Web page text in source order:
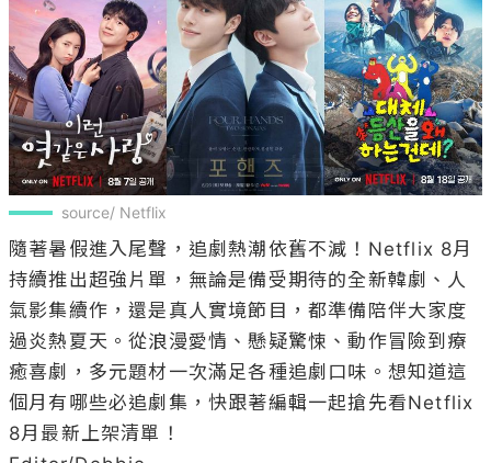
source/ Netflix
隨著暑假進入尾聲，追劇熱潮依舊不減！Netflix 8月
持續推出超強片單，無論是備受期待的全新韓劇、人
氣影集續作，還是真人實境節目，都準備陪伴大家度
過炎熱夏天。從浪漫愛情、懸疑驚悚、動作冒險到療
癒喜劇，多元題材一次滿足各種追劇口味。想知道這
個月有哪些必追劇集，快跟著編輯一起搶先看Netflix
8月最新上架清單！